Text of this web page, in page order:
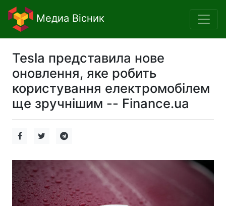
Медиа Вісник
Tesla представила нове
оновлення, яке робить
користування електромобілем
ще зручнішим -- Finance.ua